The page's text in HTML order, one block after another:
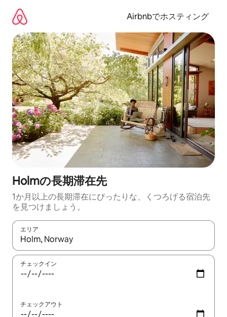
Airbnbでホスティング
Holmの長期滞在先
1か月以上の長期滞在にぴったりな、くつろげる宿泊先
を見つけましょう。
エリア
検索結果が表示されたら、上下の矢印キーを使って移動するか
チェックイン
チェックアウト